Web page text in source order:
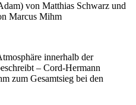
von Matthias Schwarz und
Marcus Mihm
innerhalb der
– Cord-Hermann
zum Gesamtsieg bei den